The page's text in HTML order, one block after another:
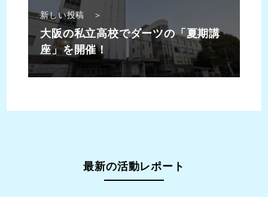
新しい投稿 ＞
大阪の私立高校でダーツの「夏期講
座」を開催！
最新の活動レポート